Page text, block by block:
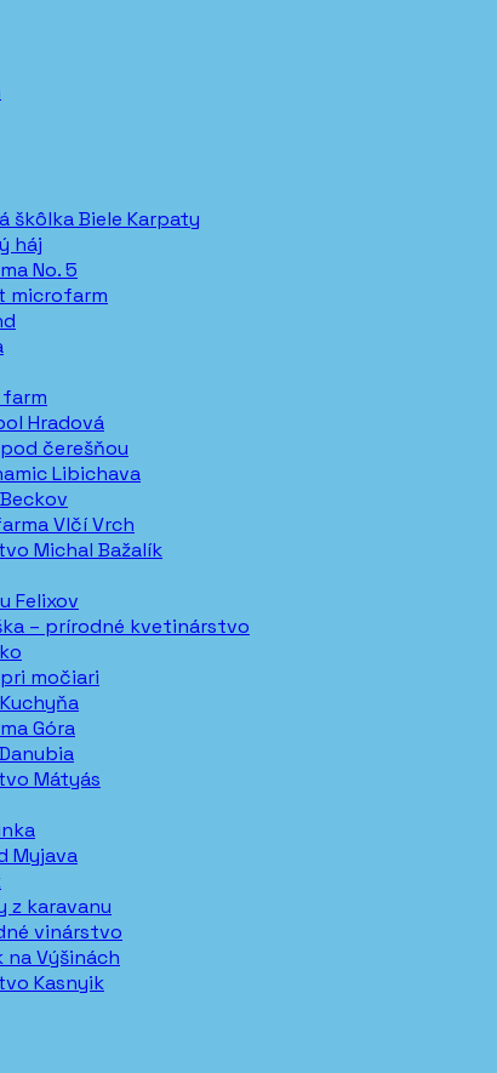
škôlka Biele Karpaty
háj
No. 5
microfarm
farm
Hradová
čerešňou
Libichava
Vlčí Vrch
Michal Bažalík
Felixov
– prírodné kvetinárstvo
močiari
Góra
Mátyás
Myjava
z karavanu
vinárstvo
Výšinách
Kasnyik